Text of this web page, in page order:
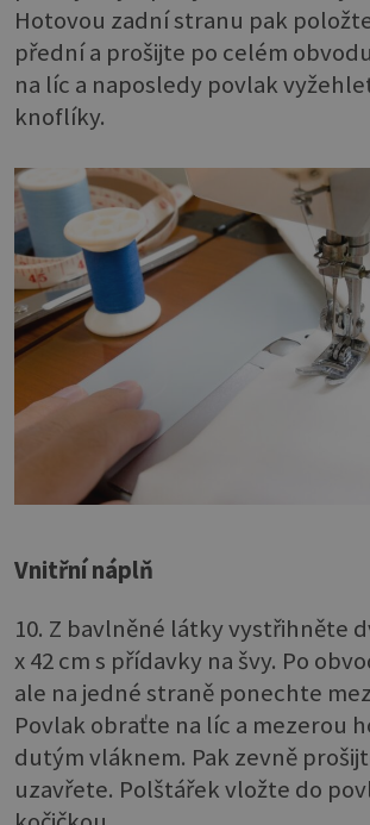
Hotovou zadní stranu pak
přední a prošijte po celém
na líc a naposledy povlak
knoflíky.
Vnitřní náplň
10. Z bavlněné látky vystřihněte
x 42 cm s přídavky na švy. Po
ale na jedné straně ponechte
Povlak obraťte na líc a mezerou
dutým vláknem. Pak zevně
uzavřete. Polštářek vložte do